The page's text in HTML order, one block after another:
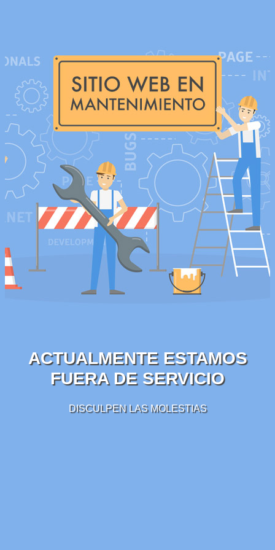
ACTUALMENTE ESTAMOS
FUERA DE SERVICIO
DISCULPEN LAS MOLESTIAS